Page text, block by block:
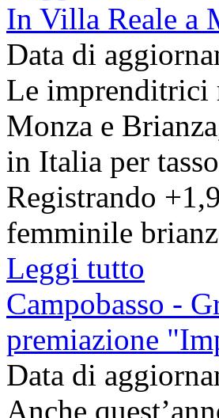
In Villa Reale a
Data di
Le imprenditrici
Monza e
in Italia per
Registrando
femminile
Leggi tutto
Campobasso -
premiazione
Data di
Anche